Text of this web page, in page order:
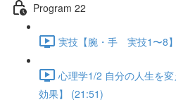
Program 22
実技【腕・手 実技1〜8
心理学1/2 自分の人生を
効果】 (21:51)